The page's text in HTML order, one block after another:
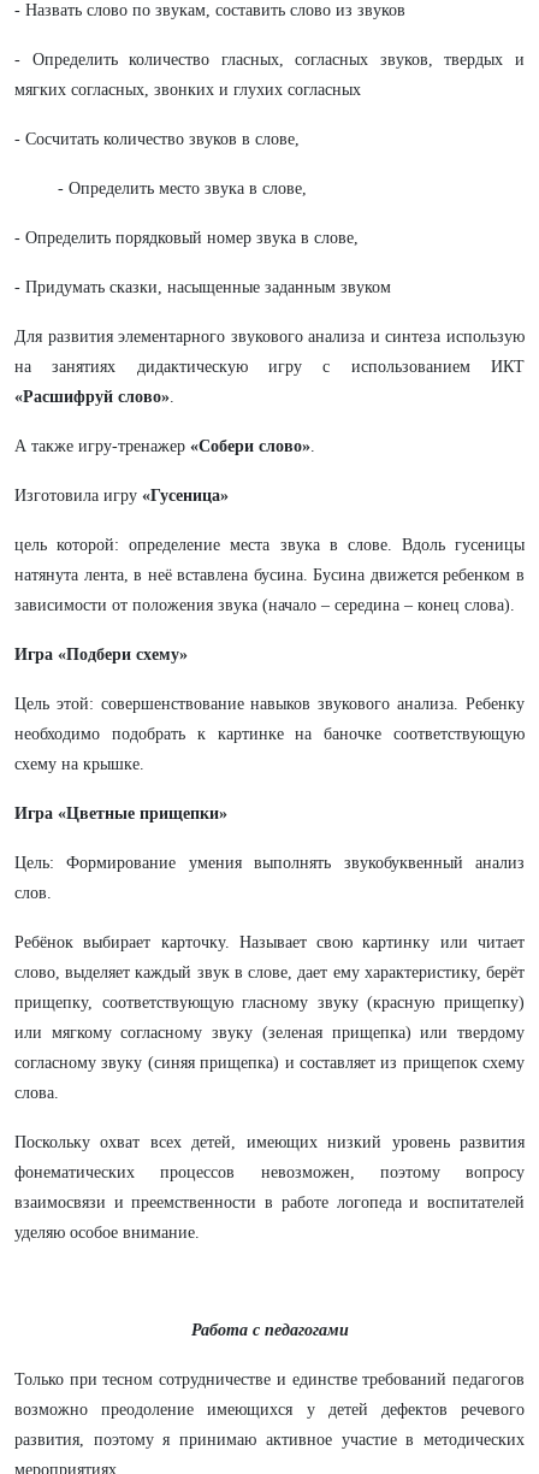
- Назвать слово по звукам, составить слово из звуков
- Определить количество гласных, согласных звуков, твердых и
мягких согласных, звонких и глухих согласных
- Сосчитать количество звуков в слове,
- Определить место звука в слове,
- Определить порядковый номер звука в слове,
- Придумать сказки, насыщенные заданным звуком
Для развития элементарного звукового анализа и синтеза использую
на занятиях дидактическую игру с использованием ИКТ
«Расшифруй слово».
А также игру-тренажер «Собери слово».
Изготовила игру «Гусеница»
цель которой: определение места звука в слове. Вдоль гусеницы
натянута лента, в неё вставлена бусина. Бусина движется ребенком в
зависимости от положения звука (начало – середина – конец слова).
Игра «Подбери схему»
Цель этой: совершенствование навыков звукового анализа. Ребенку
необходимо подобрать к картинке на баночке соответствующую
схему на крышке.
Игра «Цветные прищепки»
Цель: Формирование умения выполнять звукобуквенный анализ
слов.
Ребёнок выбирает карточку. Называет свою картинку или читает
слово, выделяет каждый звук в слове, дает ему характеристику, берёт
прищепку, соответствующую гласному звуку (красную прищепку)
или мягкому согласному звуку (зеленая прищепка) или твердому
согласному звуку (синяя прищепка) и составляет из прищепок схему
слова.
Поскольку охват всех детей, имеющих низкий уровень развития
фонематических процессов невозможен, поэтому вопросу
взаимосвязи и преемственности в работе логопеда и воспитателей
уделяю особое внимание.
Работа с педагогами
Только при тесном сотрудничестве и единстве требований педагогов
возможно преодоление имеющихся у детей дефектов речевого
развития, поэтому я принимаю активное участие в методических
мероприятиях.